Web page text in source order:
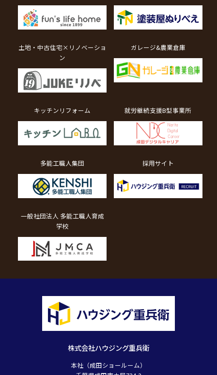
株式会社ハウジング重兵衛
本社（成田ショールーム）
土地・中古住宅×リノベーショ
ン
ガレージ&農業倉庫
キッチンリフォーム 就労継続支援B型事業所
多能工職人集団 採用サイト
一般社団法人 多能工職人育成
学校